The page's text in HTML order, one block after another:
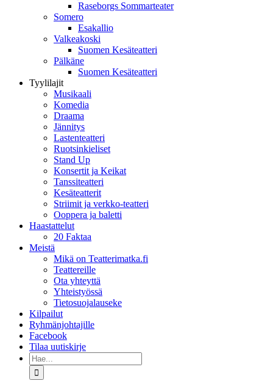
Raseborgs Sommarteater
Somero
Esakallio
Valkeakoski
Suomen Kesäteatteri
Pälkäne
Suomen Kesäteatteri
Tyylilajit
Musikaali
Komedia
Draama
Jännitys
Lastenteatteri
Ruotsinkieliset
Stand Up
Konsertit ja Keikat
Tanssiteatteri
Kesäteatterit
Striimit ja verkko-teatteri
Ooppera ja baletti
Haastattelut
20 Faktaa
Meistä
Mikä on Teatterimatka.fi
Teattereille
Ota yhteyttä
Yhteistyössä
Tietosuojalauseke
Kilpailut
Ryhmänjohtajille
Facebook
Tilaa uutiskirje
Etsi
...